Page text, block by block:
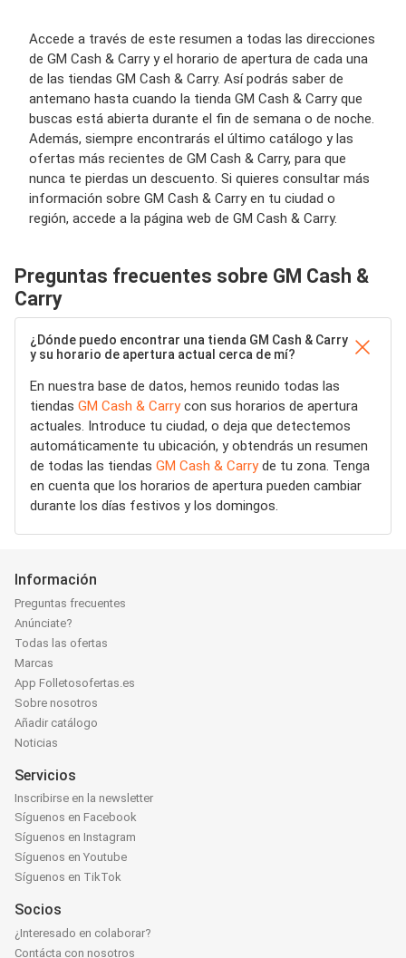
Accede a través de este resumen a todas las direcciones
de GM Cash & Carry y el horario de apertura de cada una
de las tiendas GM Cash & Carry. Así podrás saber de
antemano hasta cuando la tienda GM Cash & Carry que
buscas está abierta durante el fin de semana o de noche.
Además, siempre encontrarás el último catálogo y las
ofertas más recientes de GM Cash & Carry, para que
nunca te pierdas un descuento. Si quieres consultar más
información sobre GM Cash & Carry en tu ciudad o
región, accede a la página web de GM Cash & Carry.
Preguntas frecuentes sobre GM Cash &
Carry
¿Dónde puedo encontrar una tienda GM Cash & Carry
y su horario de apertura actual cerca de mí?
En nuestra base de datos, hemos reunido todas las
tiendas GM Cash & Carrycon sus horarios de apertura
actuales. Introduce tu ciudad, o deja que detectemos
automáticamente tu ubicación, y obtendrás un resumen
de todas las tiendas GM Cash & Carryde tu zona. Tenga
en cuenta que los horarios de apertura pueden cambiar
durante los días festivos y los domingos.
Información
Preguntas frecuentes
Anúnciate?
Todas las ofertas
Marcas
App Folletosofertas.es
Sobre nosotros
Añadir catálogo
Noticias
Servicios
Inscribirse en la newsletter
Síguenos en Facebook
Síguenos en Instagram
Síguenos en Youtube
Síguenos en TikTok
Socios
¿Interesado en colaborar?
Contácta con nosotros